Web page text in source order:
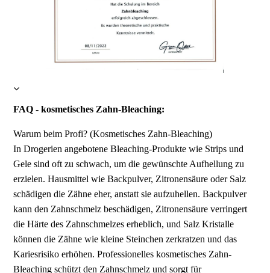
FAQ - kosmetisches Zahn-Bleaching:
Warum beim Profi? (Kosmetisches Zahn-Bleaching)
In Drogerien angebotene Bleaching-Produkte wie Strips und
Gele sind oft zu schwach, um die gewünschte Aufhellung zu
erzielen. Hausmittel wie Backpulver, Zitronensäure oder Salz
schädigen die Zähne eher, anstatt sie aufzuhellen. Backpulver
kann den Zahnschmelz beschädigen, Zitronensäure verringert
die Härte des Zahnschmelzes erheblich, und Salz Kris­talle
können die Zähne wie kleine Steinchen zerkratzen und das
Kariesrisiko erhöhen. Professionelles kosmetisches Zahn-
Bleaching schützt den Zahnschmelz und sorgt für